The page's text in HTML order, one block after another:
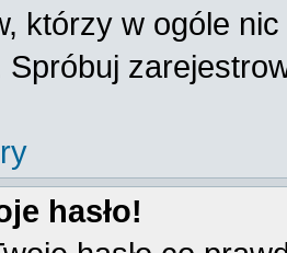
którzy w ogóle
Spróbuj
hasło!